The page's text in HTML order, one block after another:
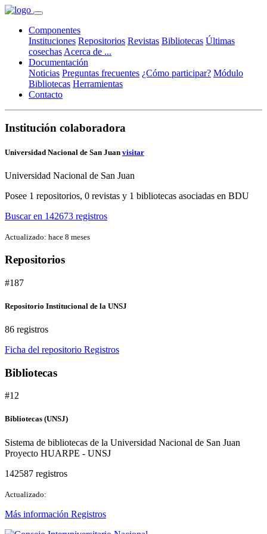
Componentes
Instituciones Repositorios Revistas Bibliotecas Últimas
cosechas Acerca de ...
Documentación
Noticias Preguntas frecuentes ¿Cómo participar? Módulo
Bibliotecas Herramientas
Contacto
Institución colaboradora
Universidad Nacional de San Juan visitar
Universidad Nacional de San Juan
Posee 1 repositorios, 0 revistas y 1 bibliotecas asociadas en BDU
Buscar en 142673 registros
Actualizado: hace 8 meses
Repositorios
#187
Repositorio Institucional de la UNSJ
86 registros
Ficha del repositorio Registros
Bibliotecas
#12
Bibliotecas (UNSJ)
Sistema de bibliotecas de la Universidad Nacional de San Juan
Proyecto HUARPE - UNSJ
142587 registros
Actualizado:
Más información Registros